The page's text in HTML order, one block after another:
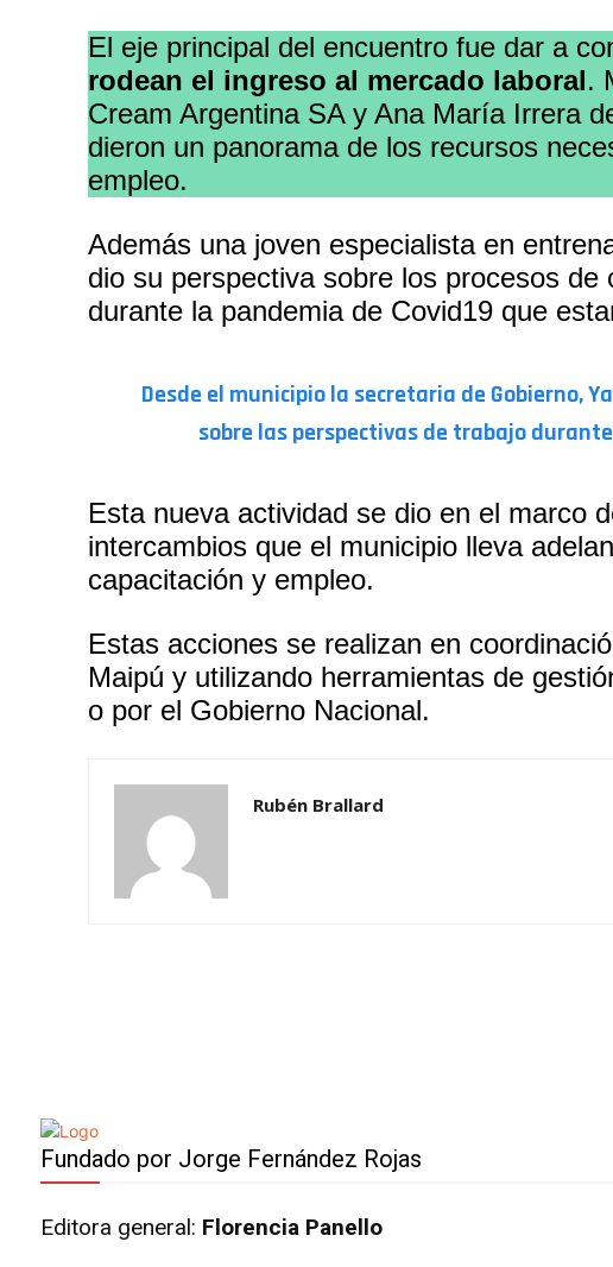
El eje principal del encuentro fue dar a
rodean el ingreso al mercado laboral.
Cream Argentina SA y Ana María Irrera
dieron un panorama de los recursos
empleo.
Además una joven especialista en
dio su perspectiva sobre los procesos de
durante la pandemia de Covid19 que
Desde el municipio la secretaria de Gobierno,
sobre las perspectivas de trabajo
Esta nueva actividad se dio en el marco
intercambios que el municipio lleva
capacitación y empleo.
Estas acciones se realizan en
Maipú y utilizando herramientas de
o por el Gobierno Nacional.
Rubén Brallard
Fundado por Jorge Fernández Rojas
Editora general: Florencia Panello